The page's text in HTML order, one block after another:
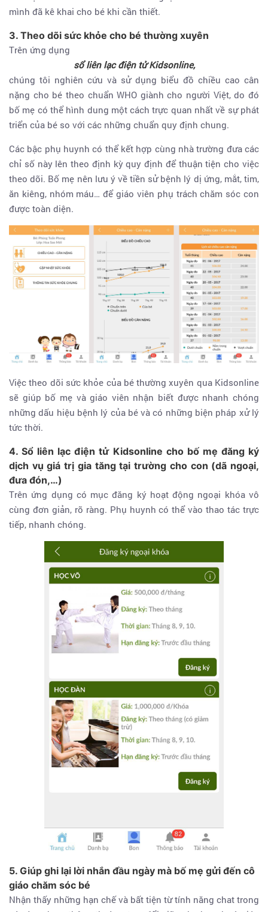
mình đã kê khai cho bé khi cần thiết.
3. Theo dõi sức khỏe cho bé thường xuyên
Trên ứng dụng
sổ liên lạc điện tử Kidsonline,
chúng tôi nghiên cứu và sử dụng biểu đồ chiều cao cân
nặng cho bé theo chuẩn WHO giành cho người Việt, do đó
bố mẹ có thể hình dung một cách trực quan nhất về sự phát
triển của bé so với các những chuẩn quy định chung.
Các bậc phụ huynh có thể kết hợp cùng nhà trường đưa các
chỉ số này lên theo định kỳ quy định để thuận tiện cho việc
theo dõi. Bố mẹ nên lưu ý về tiền sử bệnh lý dị ứng, mắt, tim,
ăn kiêng, nhóm máu… để giáo viên phụ trách chăm sóc con
được toàn diện.
Việc theo dõi sức khỏe của bé thường xuyên qua Kidsonline
sẽ giúp bố mẹ và giáo viên nhận biết được nhanh chóng
những dấu hiệu bệnh lý của bé và có những biện pháp xử lý
tức thời.
4. Sổ liên lạc điện tử Kidsonline cho bố mẹ đăng ký
dịch vụ giá trị gia tăng tại trường cho con (dã ngoại,
đưa đón,…)
Trên ứng dụng có mục đăng ký hoạt động ngoại khóa vô
cùng đơn giản, rõ ràng. Phụ huynh có thể vào thao tác trực
tiếp, nhanh chóng.
5. Giúp ghi lại lời nhắn đầu ngày mà bố mẹ gửi đến cô
giáo chăm sóc bé
Nhận thấy những hạn chế và bất tiện từ tính năng chat trong